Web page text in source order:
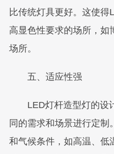
比传统灯具更好。这使
高显色性要求的场所，如
场所。
五、适应性强
LED灯杆造型灯的设
同的需求和场景进行定
和气候条件，如高温、低